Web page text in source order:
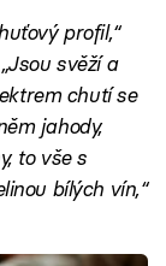
profil,“
„Jsou svěží a
chutí se
jahody,
to vše s
bílých vín,“